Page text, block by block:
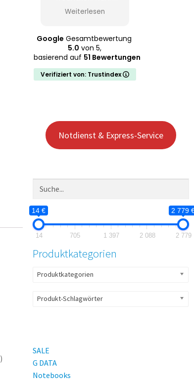
)
man nur
weiterempfehlen!
Weiterlesen
Google Gesamtbewertung
5.0 von 5,
basierend auf 51 Bewertungen
Verifiziert von: Trustindex
Notdienst & Express-Service
14 € 2 779
14 705 1 397 2 088 2 779
Produktkategorien
Produktkategorien
Produkt-Schlagwörter
SALE
G DATA
Notebooks